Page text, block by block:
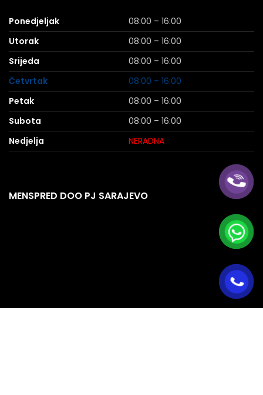
Ponedjeljak
08:00 – 16:00
Utorak
08:00 – 16:00
Srijeda
08:00 – 16:00
Četvrtak
08:00 – 16:00
Petak
08:00 – 16:00
Subota
08:00 – 16:00
Nedjelja
NERADNA
MENSPRED DOO PJ SARAJEVO